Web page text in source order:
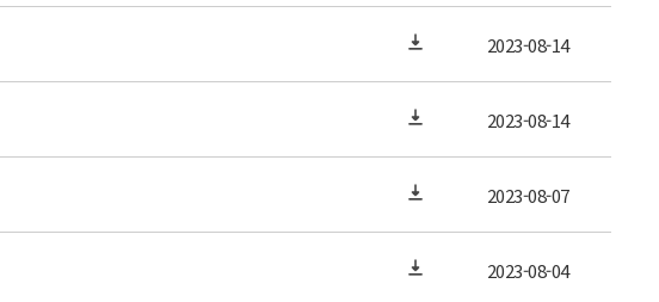
2023-08-14
2023-08-14
2023-08-07
2023-08-04